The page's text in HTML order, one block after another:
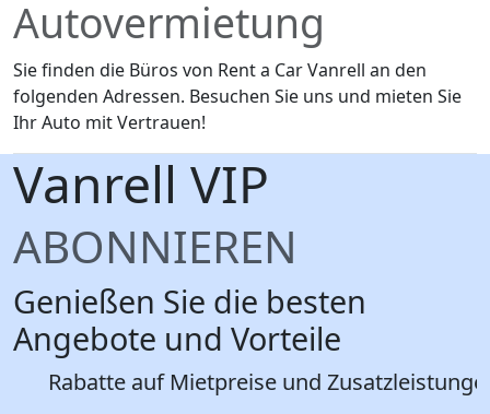
Autovermietung
Sie finden die Büros von Rent a Car Vanrell an den
folgenden Adressen. Besuchen Sie uns und mieten Sie
Ihr Auto mit Vertrauen!
Vanrell VIP
ABONNIEREN
Genießen Sie die besten
Angebote und Vorteile
Rabatte auf Mietpreise und